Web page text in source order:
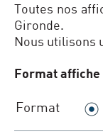
Toutes nos
Gironde.
Nous utilisons
Format affiche
Format